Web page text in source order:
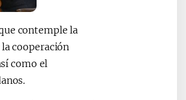
contemple la
cooperación
como el